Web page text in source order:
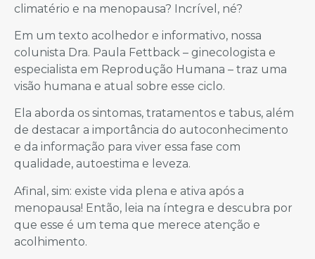
climatério e na menopausa? Incrível, né?
Em um texto acolhedor e informativo, nossa
colunista Dra. Paula Fettback – ginecologista e
especialista em Reprodução Humana – traz uma
visão humana e atual sobre esse ciclo.
Ela aborda os sintomas, tratamentos e tabus, além
de destacar a importância do autoconhecimento
e da informação para viver essa fase com
qualidade, autoestima e leveza.
Afinal, sim: existe vida plena e ativa após a
menopausa! Então, leia na íntegra e descubra por
que esse é um tema que merece atenção e
acolhimento.